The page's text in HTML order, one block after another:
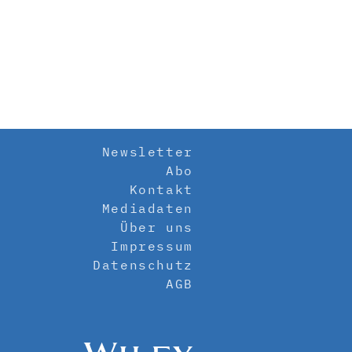
Newsletter
Abo
Kontakt
Mediadaten
Über uns
Impressum
Datenschutz
AGB